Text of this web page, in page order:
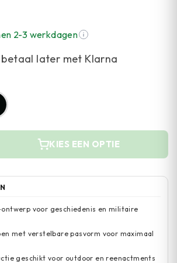
2-3 werkdagen
betaal later met Klarna
KIES EEN OPTIE
voor geschiedenis en militaire
met verstelbare pasvorm voor maximaal
geschikt voor outdoor en reenactments